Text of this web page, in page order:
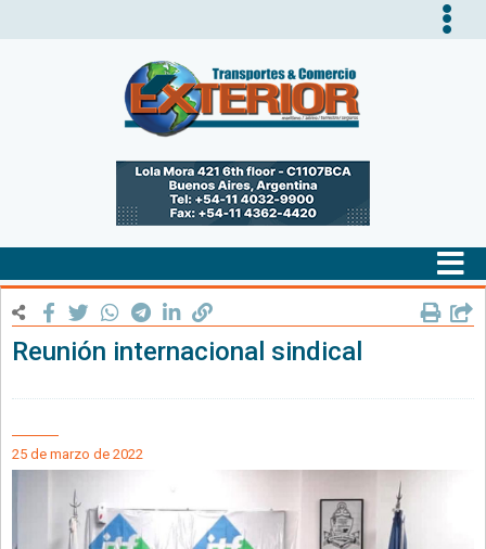
Reunión internacional sindical
25 de marzo de 2022